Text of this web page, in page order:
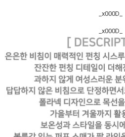
_x000D_
_x000D_